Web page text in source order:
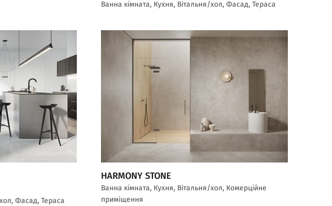
Ванна кімната, Кухня, Вітальня/хол, Фасад, Тераса
Фасад, Тераса
HARMONY STONE
Ванна кімната, Кухня, Вітальня/хол, Комерційне
приміщення